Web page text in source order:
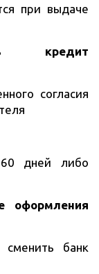
при выдаче
кредит
согласия
60 дней либо
оформления
сменить банк